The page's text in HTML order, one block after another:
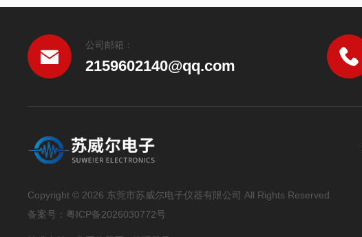
公司邮箱：
2159602140@qq.com
Copyright © 2026 东莞市苏威尔电子仪器有限公司 All Rights Reserved
备案号： 粤ICP备2026030772号